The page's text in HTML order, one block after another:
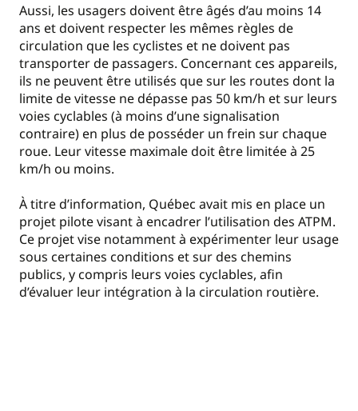
Aussi, les usagers doivent être âgés d’au moins 14
ans et doivent respecter les mêmes règles de
circulation que les cyclistes et ne doivent pas
transporter de passagers. Concernant ces appareils,
ils ne peuvent être utilisés que sur les routes dont la
limite de vitesse ne dépasse pas 50 km/h et sur leurs
voies cyclables (à moins d’une signalisation
contraire) en plus de posséder un frein sur chaque
roue. Leur vitesse maximale doit être limitée à 25
km/h ou moins.
À titre d’information, Québec avait mis en place un
projet pilote visant à encadrer l’utilisation des ATPM.
Ce projet vise notamment à expérimenter leur usage
sous certaines conditions et sur des chemins
publics, y compris leurs voies cyclables, afin
d’évaluer leur intégration à la circulation routière.